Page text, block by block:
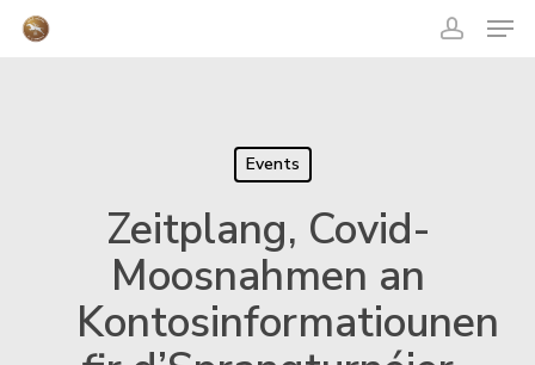
main
Events
Zeitplang, Covid-
Moosnahmen an
Kontosinformatiounen